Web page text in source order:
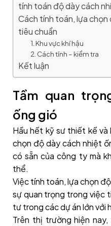
tính toán độ dày cách
Cách tính toán, lựa
tiêu chuẩn
1. Khu vực khí hậu
2. Cách tính – kiểm tra
Kết luận
Tầm quan
ống gió
Hầu hết kỹ sư thiết kế
chọn độ dày cách nhiệt
có sẵn của công ty mà
thể.
Việc tính toán, lựa chọn
sự quan trọng trong việc
tư trong các dự án lớn với
Trên thị trường hiện